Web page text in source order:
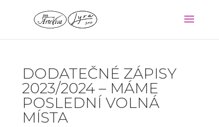
DODATEČNÉ ZÁPISY
2023/2024 – MÁME
POSLEDNÍ VOLNÁ
MÍSTA